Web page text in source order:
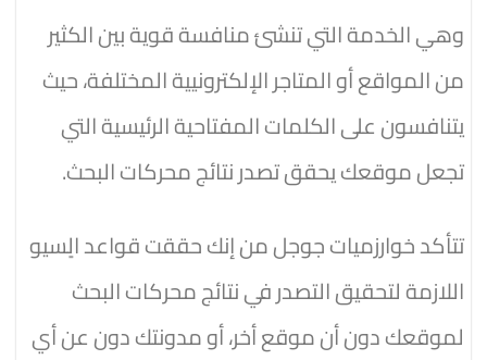
وهي الخدمة التي تنشئ منافسة قوية بين الكثير
من المواقع أو المتاجر الإلكترونيية المختلفة، حيث
يتنافسون على الكلمات المفتاحية الرئيسية التي
تجعل موقعك يحقق تصدر نتائج محركات البحث.
تتأكد خوارزميات جوجل من إنك حققت قواعد الٍسيو
اللازمة لتحقيق التصدر في نتائج محركات البحث
لموقعك دون أن موقع أخر، أو مدونتك دون عن أي